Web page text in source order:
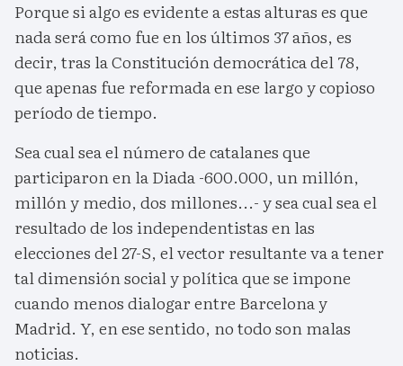
Porque si algo es evidente a estas alturas es que
nada será como fue en los últimos 37 años, es
decir, tras la Constitución democrática del 78,
que apenas fue reformada en ese largo y copioso
período de tiempo.
Sea cual sea el número de catalanes que
participaron en la Diada -600.000, un millón,
millón y medio, dos millones...- y sea cual sea el
resultado de los independentistas en las
elecciones del 27-S, el vector resultante va a tener
tal dimensión social y política que se impone
cuando menos dialogar entre Barcelona y
Madrid. Y, en ese sentido, no todo son malas
noticias.